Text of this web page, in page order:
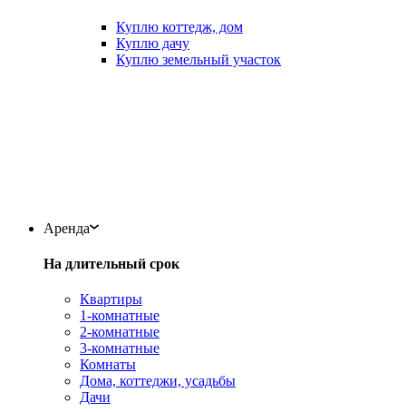
Куплю коттедж, дом
Куплю дачу
Куплю земельный участок
Аренда
На длительный срок
Квартиры
1-комнатные
2-комнатные
3-комнатные
Комнаты
Дома, коттеджи, усадьбы
Дачи